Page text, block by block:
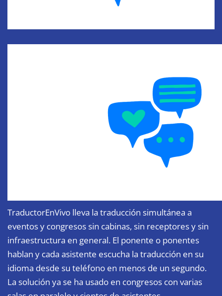
TraductorEnVivo lleva la traducción simultánea a
eventos y congresos sin cabinas, sin receptores y sin
infraestructura en general. El ponente o ponentes
hablan y cada asistente escucha la traducción en su
idioma desde su teléfono en menos de un segundo.
La solución ya se ha usado en congresos con varias